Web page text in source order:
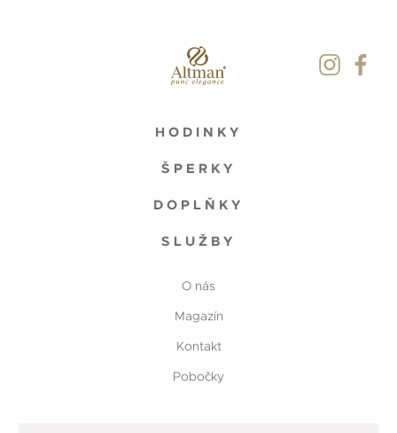
HODINKY
ŠPERKY
DOPLŇKY
SLUŽBY
O nás
Magazín
Kontakt
Pobočky